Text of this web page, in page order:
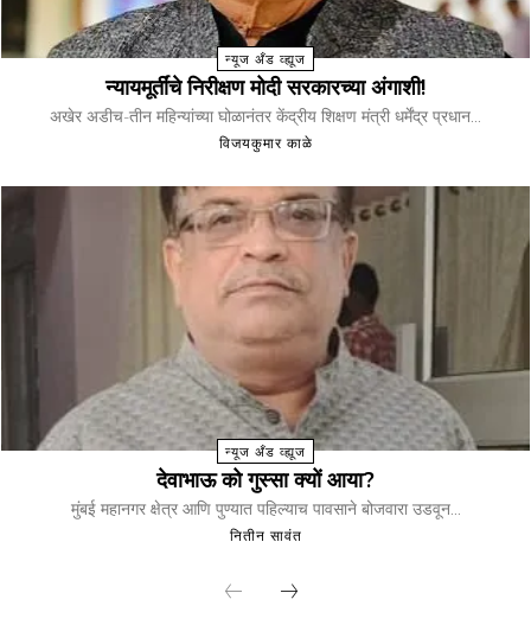
न्यूज अँड व्ह्यूज
न्यायमूर्तींचे निरीक्षण मोदी सरकारच्या अंगाशी!
अखेर अडीच-तीन महिन्यांच्या घोळानंतर केंद्रीय शिक्षण मंत्री धर्मेंद्र प्रधान...
विजयकुमार काळे
न्यूज अँड व्ह्यूज
देवाभाऊ को गुस्सा क्यों आया?
मुंबई महानगर क्षेत्र आणि पुण्यात पहिल्याच पावसाने बोजवारा उडवून...
नितीन सावंत